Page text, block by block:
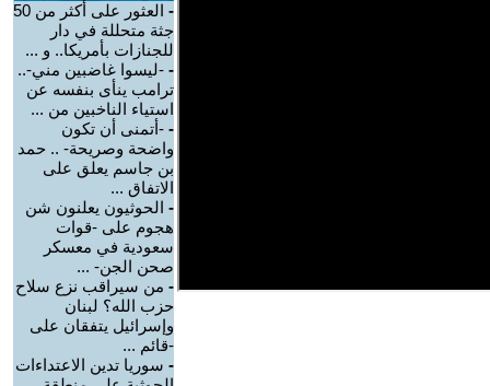
-
العثور على أكثر من 50
جثة متحللة في دار
للجنازات بأمريكا.. و ...
- -ليسوا غاضبين مني-..
ترامب ينأى بنفسه عن
استياء الناخبين من ...
- -أتمنى أن تكون
واضحة وصريحة- .. حمد
بن جاسم يعلق على
الاتفاق ...
- الحوثيون يعلنون شن
هجوم على -قوات
سعودية في معسكر
صحن الجن- ...
- من سيراقب نزع سلاح
حزب الله؟ لبنان
وإسرائيل يتفقان على
-قائم ...
- سوريا تدين الاعتداءات